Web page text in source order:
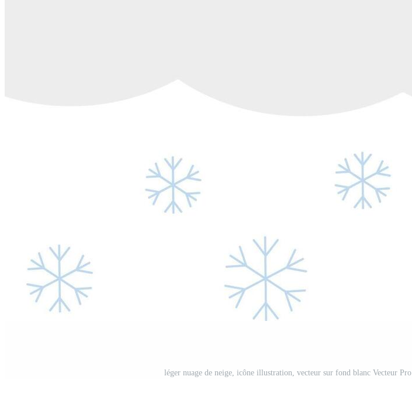
léger nuage de neige, icône illustration, vecteur sur fond blanc Vecteur Pro